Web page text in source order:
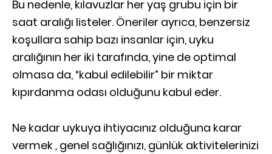
Bu nedenle, kılavuzlar her yaş grubu için bir
saat aralığı listeler. Öneriler ayrıca, benzersiz
koşullara sahip bazı insanlar için, uyku
aralığının her iki tarafında, yine de optimal
olmasa da, “kabul edilebilir” bir miktar
kıpırdanma odası olduğunu kabul eder.
Ne kadar uykuya ihtiyacınız olduğuna karar
vermek, genel sağlığınızı, günlük aktivitelerinizi